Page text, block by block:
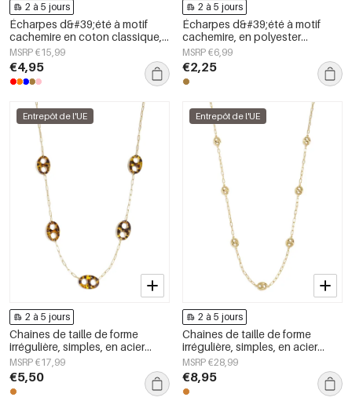
2 à 5 jours
Écharpes d&#39;été à motif
cachemire en coton classique,
accessoires du quotidien
MSRP €15,99
€4,95
2 à 5 jours
Écharpes d&#39;été à motif
cachemire, en polyester
décontracté, accessoires du
quotidien
MSRP €6,99
€2,25
Entrepôt de l'UE
2 à 5 jours
Chaînes de taille de forme
irrégulière, simples, en acier
inoxydable, accessoires du
quotidien
MSRP €17,99
€5,50
Entrepôt de l'UE
2 à 5 jours
Chaînes de taille de forme
irrégulière, simples, en acier
inoxydable, accessoires du
quotidien
MSRP €28,99
€8,95